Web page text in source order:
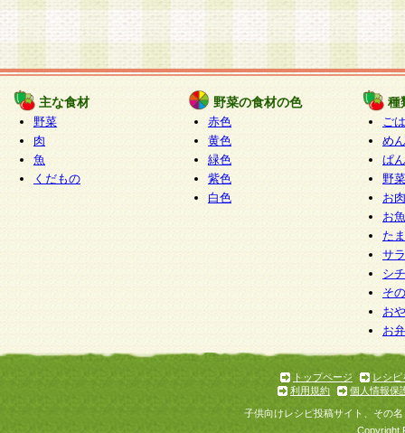
主な食材
野菜
肉
魚
くだもの
野菜の食材の色
赤色
黄色
緑色
紫色
白色
種
ご
めん
ぱん
野
お
お
た
サ
シ
そ
お
お
トップページ
レシピ
利用規約
個人情報保
子供向けレシピ投稿サイト、その
Copyright